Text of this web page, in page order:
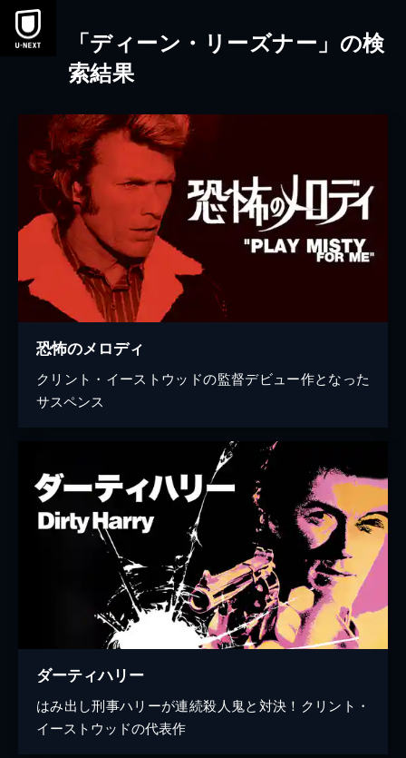
本文へスキップ
「ディーン・リーズナー」の検
索結果
恐怖のメロディ
クリント・イーストウッドの監督デビュー作となった
サスペンス
ダーティハリー
はみ出し刑事ハリーが連続殺人鬼と対決！クリント・
イーストウッドの代表作